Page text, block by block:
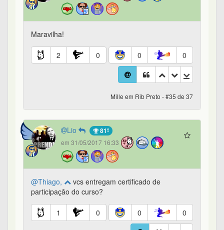
Maravilha!
2 0 0 0
Mille em Rib Preto - #35 de 37
Lio 81º
em 31/05/2017 16:33
@Thiago,
vcs entregam certificado de
participação do curso?
1 0 0 0